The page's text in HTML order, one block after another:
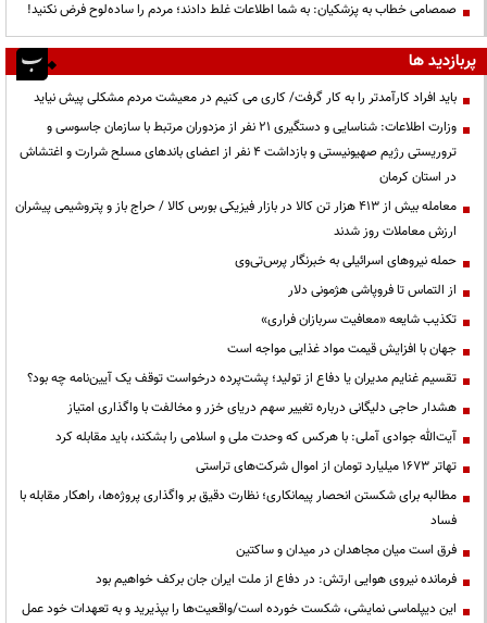
صمصامی خطاب به پزشکیان: به شما اطلاعات غلط دادند؛ مردم را ساده‌لوح فرض نکنید!
پربازدید ها
باید افراد کارآمدتر را به کار گرفت/ کاری می کنیم در معیشت مردم مشکلی پیش نیاید
وزارت اطلاعات: شناسایی و دستگیری ۲۱ نفر از مزدوران مرتبط با سازمان جاسوسی و
تروریستی رژیم صهیونیستی و بازداشت ۴ نفر از اعضای باندهای مسلح شرارت و اغتشاش
در استان کرمان
معامله بیش از ۴۱۳ هزار تن کالا در بازار فیزیکی بورس کالا / حراج باز و پتروشیمی پیشران
ارزش معاملات روز شدند
حمله نیروهای اسرائیلی به خبرنگار پرس‌تی‌وی
از التماس تا فروپاشی هژمونی دلار
تکذیب شایعه «معافیت سربازان فراری»
جهان با افزایش قیمت مواد غذایی مواجه است
تقسیم غنایم مدیران یا دفاع از تولید؛ پشت‌پرده درخواست توقف یک آیین‌نامه چه بود؟
هشدار حاجی دلیگانی درباره تغییر سهم دریای خزر و مخالفت با واگذاری امتیاز
آیت‌الله جوادی آملی: با هرکس که وحدت ملی و اسلامی را بشکند، باید مقابله کرد
تهاتر ۱۶۷۳ میلیارد تومان از اموال شرکت‌های تراستی
مطالبه برای شکستن انحصار پیمانکاری؛ نظارت دقیق بر واگذاری پروژه‌ها، راهکار مقابله با
فساد
فرق است میان مجاهدان در میدان و ساکتین
فرمانده نیروی هوایی ارتش: در دفاع از ملت ایران جان برکف خواهیم بود
این دیپلماسی نمایشی، شکست خورده است/واقعیت‌ها را بپذیرید و به تعهدات خود عمل